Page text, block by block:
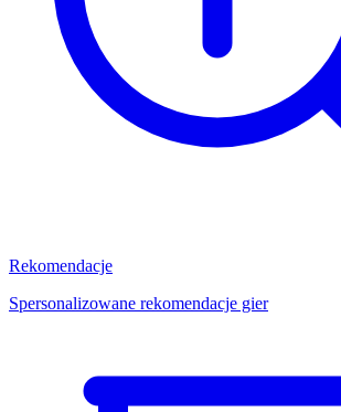
Rekomendacje
Spersonalizowane rekomendacje gier